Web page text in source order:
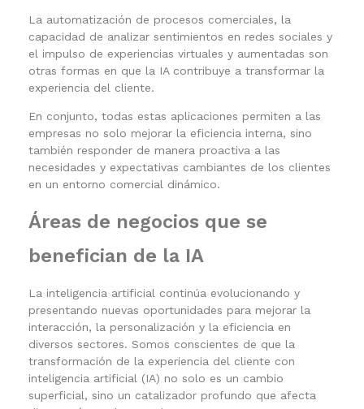
La automatización de procesos comerciales, la
capacidad de analizar sentimientos en redes sociales y
el impulso de experiencias virtuales y aumentadas son
otras formas en que la IA contribuye a transformar la
experiencia del cliente.
En conjunto, todas estas aplicaciones permiten a las
empresas no solo mejorar la eficiencia interna, sino
también responder de manera proactiva a las
necesidades y expectativas cambiantes de los clientes
en un entorno comercial dinámico.
Áreas de negocios que se
benefician de la IA
La inteligencia artificial continúa evolucionando y
presentando nuevas oportunidades para mejorar la
interacción, la personalización y la eficiencia en
diversos sectores. Somos conscientes de que la
transformación de la experiencia del cliente con
inteligencia artificial (IA) no solo es un cambio
superficial, sino un catalizador profundo que afecta